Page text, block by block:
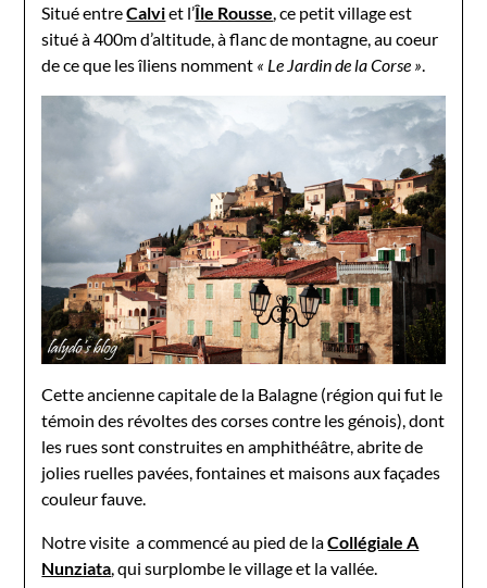
Situé entreCalviet l’Île Rousse, ce petit village est
situé à 400m d’altitude, à flanc de montagne, au coeur
de ce que les îliens nomment « Le Jardin de la Corse ».
Cette ancienne capitale de la Balagne (région qui fut le
témoin des révoltes des corses contre les génois), dont
les rues sont construites en amphithéâtre, abrite de
jolies ruelles pavées, fontaines et maisons aux façades
couleur fauve.
Notre visite a commencé au pied de laCollégiale A
Nunziata, qui surplombe le village et la vallée.